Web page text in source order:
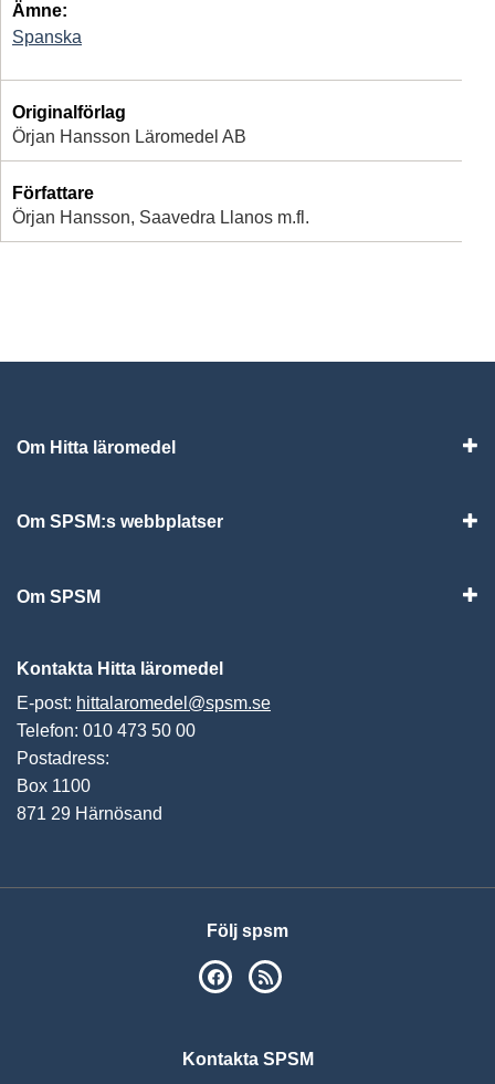
Ämne:
Spanska
Originalförlag
Örjan Hansson Läromedel AB
Författare
Örjan Hansson, Saavedra Llanos m.fl.
Om Hitta läromedel
Om SPSM:s webbplatser
Om SPSM
Kontakta Hitta läromedel
E-post: hittalaromedel@spsm.se
Telefon: 010 473 50 00
Postadress:
Box 1100
871 29 Härnösand
Följ spsm
SPSM på Facebook
Kontakta SPSM